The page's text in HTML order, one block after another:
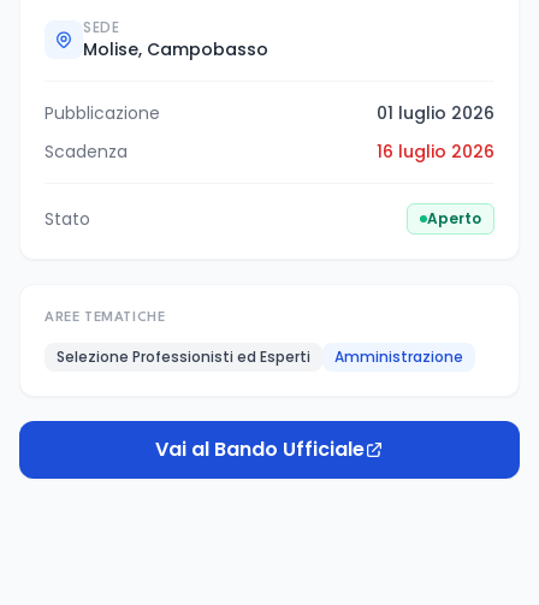
SEDE
Molise, Campobasso
Pubblicazione
01 luglio 2026
Scadenza
16 luglio 2026
Stato Aperto
AREE TEMATICHE
Selezione Professionisti ed Esperti Amministrazione
Vai al Bando Ufficiale